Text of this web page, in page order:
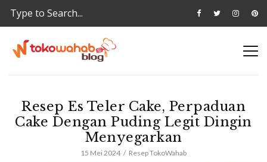
Resep Es Teler Cake, Perpaduan
Cake Dengan Puding Legit Dingin
Menyegarkan
15 Mei 2024 Resep TokoWahab